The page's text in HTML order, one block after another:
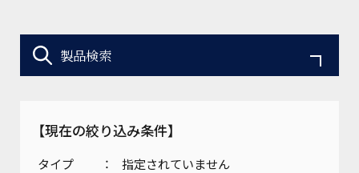
油圧機器・トランスミッション・
マリンギヤ・電動機器
企業情報トップ
経営理念
採用情報
JA
製品検索
【現在の絞り込み条件】
タイプ
指定されていません